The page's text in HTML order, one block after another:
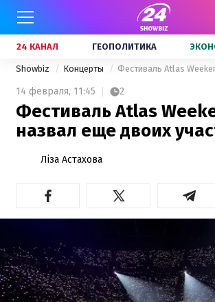
24 КАНАЛ ГЕОПОЛИТИКА
Showbiz Концерты
14 февраля, 11:45 2
Фестиваль Atlas
назвал еще двоих
Ліза Астахова